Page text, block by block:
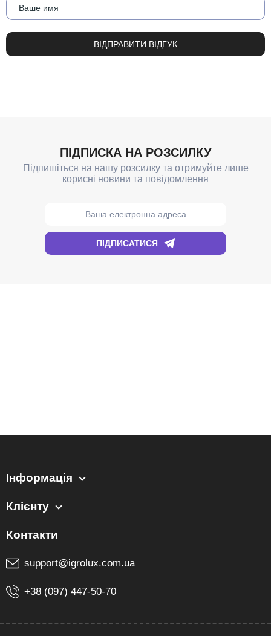
Інформація
Клієнту
support@igrolux.com.ua
+38 (097) 447-50-70